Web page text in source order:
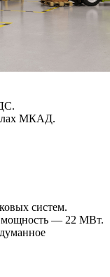
МКАД.
систем.
мощность — 22 МВт.